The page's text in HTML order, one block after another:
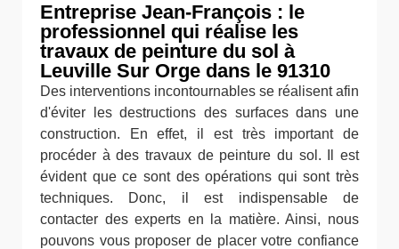
Entreprise Jean-François : le
professionnel qui réalise les
travaux de peinture du sol à
Leuville Sur Orge dans le 91310
Des interventions incontournables se réalisent afin
d'éviter les destructions des surfaces dans une
construction. En effet, il est très important de
procéder à des travaux de peinture du sol. Il est
évident que ce sont des opérations qui sont très
techniques. Donc, il est indispensable de
contacter des experts en la matière. Ainsi, nous
pouvons vous proposer de placer votre confiance